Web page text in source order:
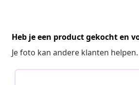
Heb je een product gekocht en
Je foto kan andere klanten